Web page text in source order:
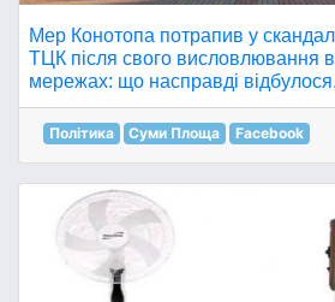
Мер Конотопа потрапив у скандал
ТЦК після свого висловлювання
мережах: що насправді відбулося.
Політика Суми Площа Facebook